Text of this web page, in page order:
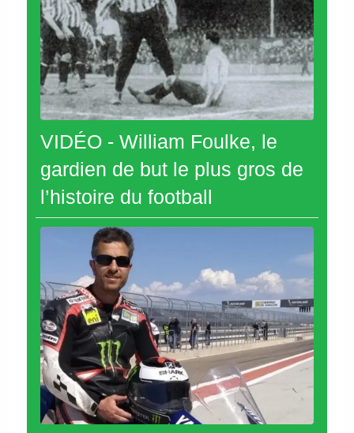
VIDÉO - William Foulke, le
gardien de but le plus gros de
l’histoire du football